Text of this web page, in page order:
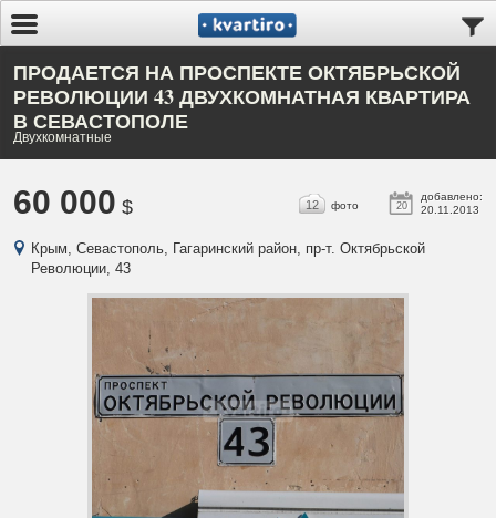
ПРОДАЕТСЯ НА ПРОСПЕКТЕ ОКТЯБРЬСКОЙ
РЕВОЛЮЦИИ 43 ДВУХКОМНАТНАЯ КВАРТИРА
В СЕВАСТОПОЛЕ
Двухкомнатные
60 000 $ 20
добавлено:
20.11.2013
12 фото
Крым, Севастополь, Гагаринский район, пр-т. Октябрьской
Революции, 43